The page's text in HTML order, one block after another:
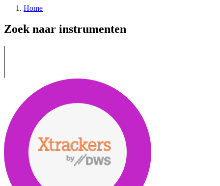
Home
Zoek naar instrumenten